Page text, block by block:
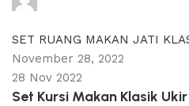
SET RUANG MAKAN JATI
November 28, 2022
28 Nov 2022
Set Kursi Makan Klasik